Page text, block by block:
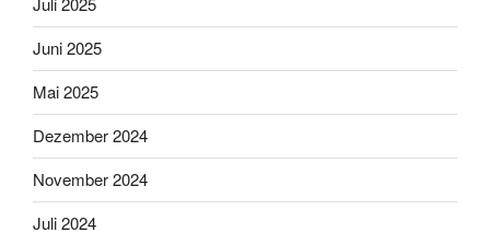
Juni 2025
Mai 2025
Dezember 2024
November 2024
Juli 2024